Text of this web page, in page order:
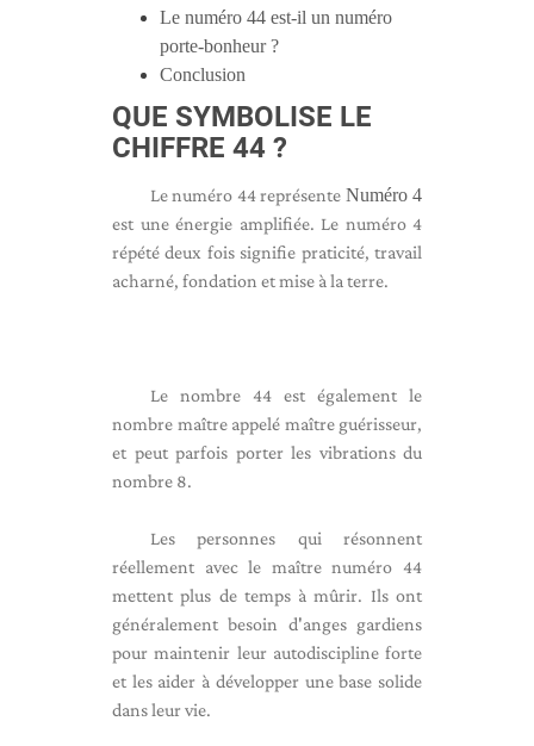
Le numéro 44 est-il un numéro
porte-bonheur ?
Conclusion
QUE SYMBOLISE LE
CHIFFRE 44 ?
Le numéro 44 représente Numéro 4
est une énergie amplifiée. Le numéro 4
répété deux fois signifie praticité, travail
acharné, fondation et mise à la terre.
Le nombre 44 est également le
nombre maître appelé maître guérisseur,
et peut parfois porter les vibrations du
nombre 8.
Les personnes qui résonnent
réellement avec le maître numéro 44
mettent plus de temps à mûrir. Ils ont
généralement besoin d'anges gardiens
pour maintenir leur autodiscipline forte
et les aider à développer une base solide
dans leur vie.